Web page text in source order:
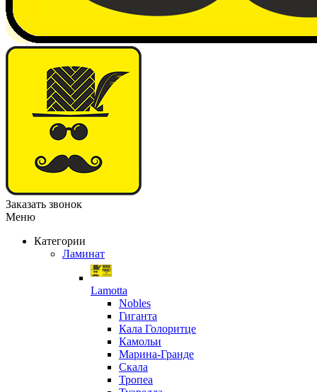
Заказать звонок
Меню
Категории
Ламинат
Lamotta
Nobles
Гиганта
Кала Голоритце
Камольи
Марина-Гранде
Скала
Тропеа